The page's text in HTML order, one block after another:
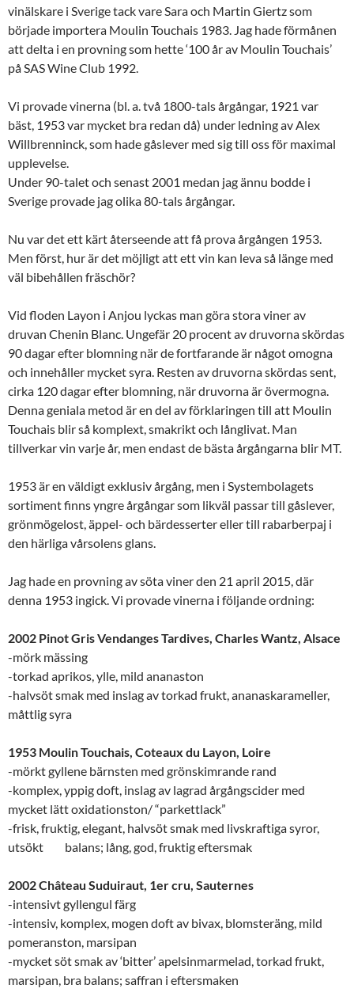
vinälskare i Sverige tack vare Sara och Martin Giertz som
började importera Moulin Touchais 1983. Jag hade förmånen
att delta i en provning som hette ‘100 år av Moulin Touchais’
på SAS Wine Club 1992.
Vi provade vinerna (bl. a. två 1800-tals årgångar, 1921 var
bäst, 1953 var mycket bra redan då) under ledning av Alex
Willbrenninck, som hade gåslever med sig till oss för maximal
upplevelse.
Under 90-talet och senast 2001 medan jag ännu bodde i
Sverige provade jag olika 80-tals årgångar.
Nu var det ett kärt återseende att få prova årgången 1953.
Men först, hur är det möjligt att ett vin kan leva så länge med
väl bibehållen fräschör?
Vid floden Layon i Anjou lyckas man göra stora viner av
druvan Chenin Blanc. Ungefär 20 procent av druvorna skördas
90 dagar efter blomning när de fortfarande är något omogna
och innehåller mycket syra. Resten av druvorna skördas sent,
cirka 120 dagar efter blomning, när druvorna är övermogna.
Denna geniala metod är en del av förklaringen till att Moulin
Touchais blir så komplext, smakrikt och långlivat. Man
tillverkar vin varje år, men endast de bästa årgångarna blir MT.
1953 är en väldigt exklusiv årgång, men i Systembolagets
sortiment finns yngre årgångar som likväl passar till gåslever,
grönmögelost, äppel- och bärdesserter eller till rabarberpaj i
den härliga vårsolens glans.
Jag hade en provning av söta viner den 21 april 2015, där
denna 1953 ingick. Vi provade vinerna i följande ordning:
2002 Pinot Gris Vendanges Tardives, Charles Wantz, Alsace
-mörk mässing
-torkad aprikos, ylle, mild ananaston
-halvsöt smak med inslag av torkad frukt, ananaskarameller,
måttlig syra
1953 Moulin Touchais, Coteaux du Layon, Loire
-mörkt gyllene bärnsten med grönskimrande rand
-komplex, yppig doft, inslag av lagrad årgångscider med
mycket lätt oxidationston/ “parkettlack”
-frisk, fruktig, elegant, halvsöt smak med livskraftiga syror,
utsökt balans; lång, god, fruktig eftersmak
2002 Château Suduiraut, 1er cru, Sauternes
-intensivt gyllengul färg
-intensiv, komplex, mogen doft av bivax, blomsteräng, mild
pomeranston, marsipan
-mycket söt smak av ‘bitter’ apelsinmarmelad, torkad frukt,
marsipan, bra balans; saffran i eftersmaken